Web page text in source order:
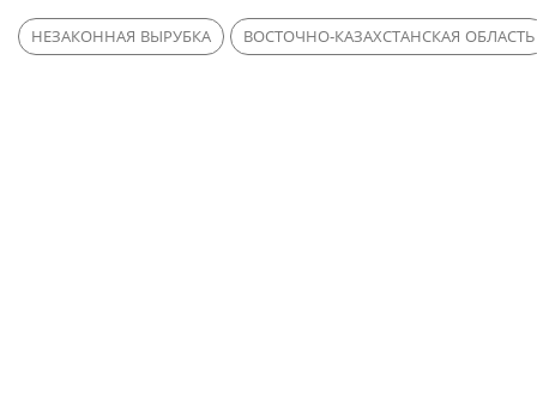
НЕЗАКОННАЯ ВЫРУБКА ВОСТОЧНО-КАЗАХСТАНСКАЯ ОБЛАСТЬ